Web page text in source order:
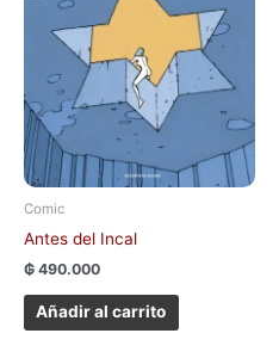
Comic
Antes del Incal
₲ 490.000
Añadir al carrito